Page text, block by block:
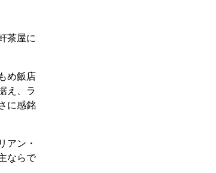
茶屋に
め飯店
え、ラ
に感銘
アン・
ならで